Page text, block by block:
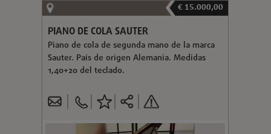
€ 15.000,00
PIANO DE COLA SAUTER
Piano de cola de segunda mano de la marca
Sauter. País de origen Alemania. Medidas
1,40+20 del teclado.